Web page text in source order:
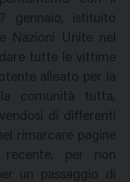
gennaio, istituito
Nazioni Unite nel
tutte le vittime
alleato per la
comunità tutta,
di differenti
rimarcare pagine
per non
un passaggio di